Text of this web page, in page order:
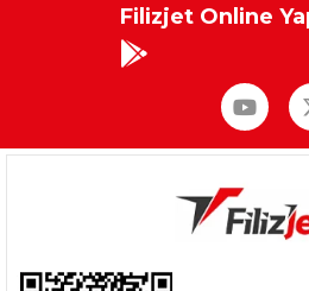
Filizjet Online